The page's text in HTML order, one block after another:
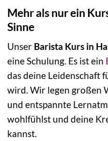
Mehr als nur ein
Sinne
Unser Barista Kurs in
eine Schulung. Es ist ein
das deine Leidenschaft
wird. Wir legen großen
und entspannte
wohlfühlst und deine
kannst.